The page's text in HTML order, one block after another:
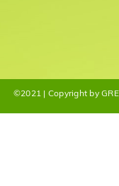
©2021 | Copyright by